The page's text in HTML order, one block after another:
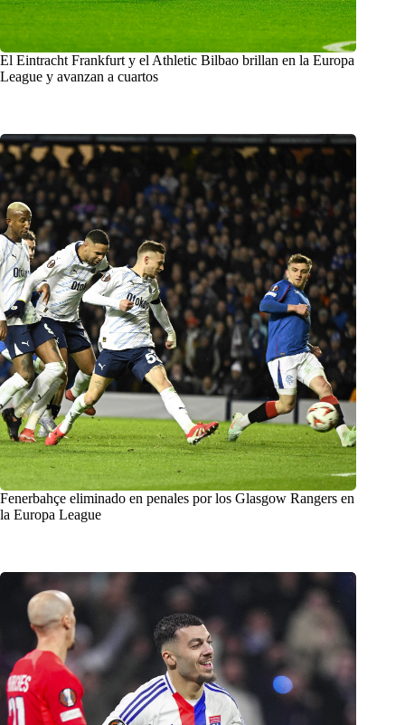
El Eintracht Frankfurt y el Athletic Bilbao brillan en la Europa
League y avanzan a cuartos
Fenerbahçe eliminado en penales por los Glasgow Rangers en
la Europa League